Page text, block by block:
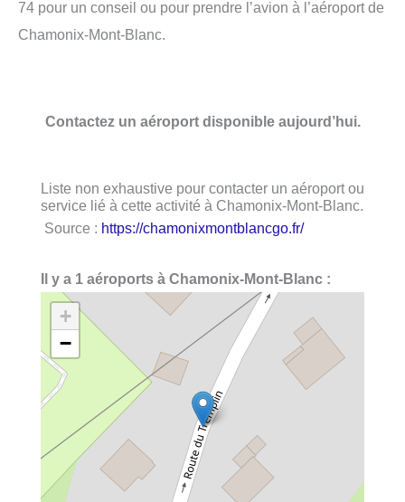
74 pour un conseil ou pour prendre l’avion à l’aéroport de
Chamonix-Mont-Blanc.
Contactez un aéroport disponible aujourd’hui.
Liste non exhaustive pour contacter un aéroport ou
service lié à cette activité à Chamonix-Mont-Blanc.
Source : https://chamonixmontblancgo.fr/
Il y a 1 aéroports à Chamonix-Mont-Blanc :
+
−